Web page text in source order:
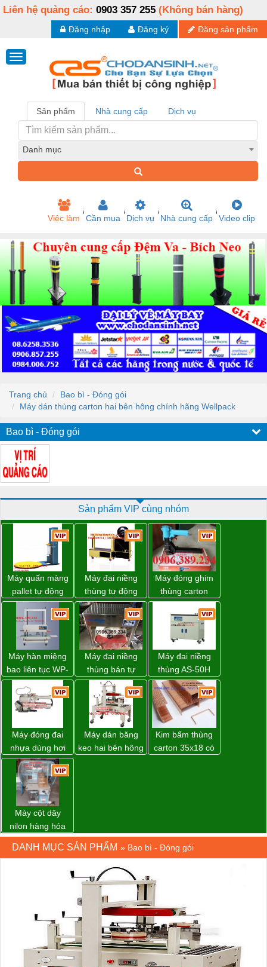
Liên hệ quảng cáo: 0903 357 255 (Không bán hàng)
Đăng sản phẩm
Đăng ký
Đăng nhập
Sản phẩm Nhà cung cấp Dịch vụ
Danh mục
Việc làm Cần mua Dịch vụ Nhà cung cấp Video clip
Trang chủ
Bao bì - Đóng gói
Máy dán thùng carton hai bên hông chính hãng Wellpack
Bao bì - Đóng gói
Sản phẩm VIP cùng nhóm
Máy quấn màng
pallet tự động
WP-55 chính
hãng Wellpack
giá tốt
Máy đai niềng
thùng tự động
DBA-80A Đài
Loan giá rẻ
Máy đóng ghim
thùng carton
dùng khí nén giá
tốt
Máy hàn miệng
bao liên tục WP-
1200V chính
hãng giá tốt
Máy đai niềng
thùng bán tự
động D53XS2
của hãng
Strapack Nhật
Máy đai niềng
thùng AS-50H
Wellpack
Máy đóng đai
nhựa dùng hơi
khí nén WP-20
Máy dán băng
keo hai bên hông
Kim bấm thùng
carton 35x18 có
Máy cột dây
nilon hàng hóa
model CY-100
DANH MỤC SẢN PHẨM » Bao bì - Đóng gói